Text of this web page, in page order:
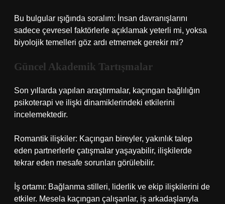
Bu bulgular ışığında soralım: İnsan davranışlarını
sadece çevresel faktörlerle açıklamak yeterli mi, yoksa
biyolojik temelleri göz ardı etmemek gerekir mi?
Güncel Akademik Tartışmalar
Son yıllarda yapılan araştırmalar, kaçıngan bağlılığın
psikoterapi ve ilişki dinamiklerindeki etkilerini
incelemektedir.
Romantik ilişkiler: Kaçıngan bireyler, yakınlık talep
eden partnerlerle çatışmalar yaşayabilir, ilişkilerde
tekrar eden mesafe sorunları görülebilir.
İş ortamı: Bağlanma stilleri, liderlik ve ekip ilişkilerini de
etkiler. Mesela kaçıngan çalışanlar, iş arkadaşlarıyla